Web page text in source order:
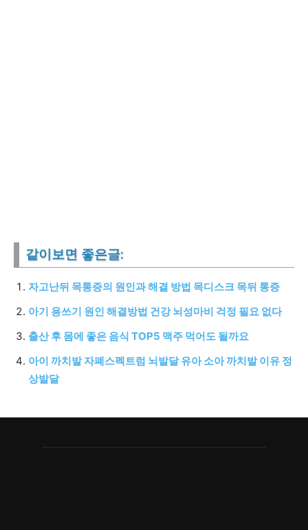
같이보면 좋은글:
자고난뒤 목통증의 원인과 해결 방법 목디스크 목뒤 통증
아기 용쓰기 원인 해결방법 건강 뇌성마비 걱정 필요 없다
출산 후 몸에 좋은 음식 TOP5 맥주 먹어도 될까요
아이 까치발 자폐스펙트럼 뇌발달 유아 소아 까치발 이유 정
상발달